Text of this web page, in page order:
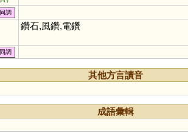
調
鑽石,風鑽,電鑽
調
其他方言讀音
成語彙輯